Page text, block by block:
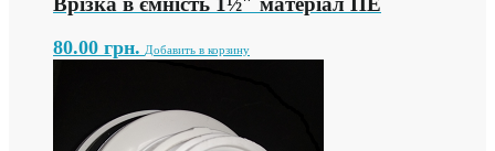
80.00 грн. Добавить в корзину